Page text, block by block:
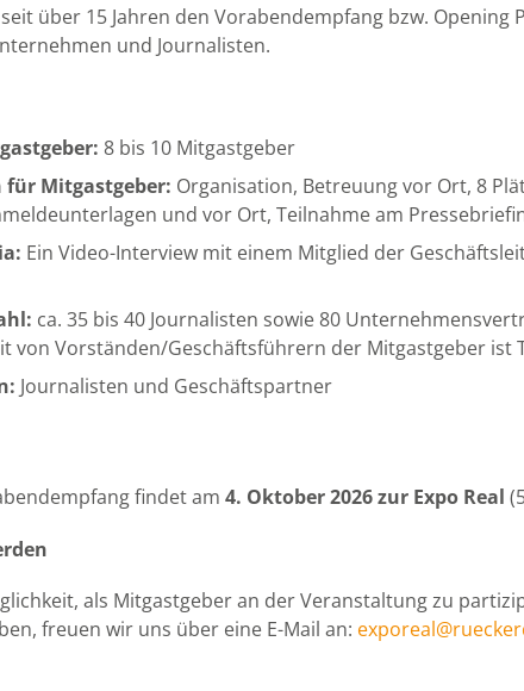
über 15 Jahren den Vorabendempfang bzw.
und Journalisten.
8 bis 10 Mitgastgeber
für Mitgastgeber: Organisation, Betreuung vor Ort, 8
und vor Ort, Teilnahme am
Ein Video-Interview mit einem Mitglied der
ca. 35 bis 40 Journalisten sowie 80
von Vorständen/Geschäftsführern der Mitgastgeber ist
Journalisten und Geschäftspartner
findet am 4. Oktober 2026 zur Expo Real
als Mitgastgeber an der Veranstaltung zu
freuen wir uns über eine E-Mail an: